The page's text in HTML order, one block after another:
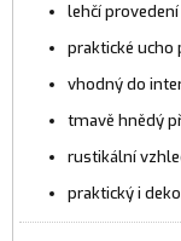
lehčí
praktické ucho
vhodný do
tmavě hnědý
rustikální
praktický i